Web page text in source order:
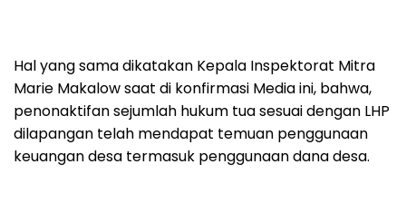
Hal yang sama dikatakan Kepala Inspektorat Mitra
Marie Makalow saat di konfirmasi Media ini, bahwa,
penonaktifan sejumlah hukum tua sesuai dengan LHP
dilapangan telah mendapat temuan penggunaan
keuangan desa termasuk penggunaan dana desa.